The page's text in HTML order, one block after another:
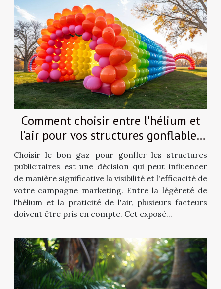
Comment choisir entre l'hélium et
l'air pour vos structures gonflables
publicitaires
Choisir le bon gaz pour gonfler les structures
publicitaires est une décision qui peut influencer
de manière significative la visibilité et l'efficacité de
votre campagne marketing. Entre la légèreté de
l'hélium et la praticité de l'air, plusieurs facteurs
doivent être pris en compte. Cet exposé...